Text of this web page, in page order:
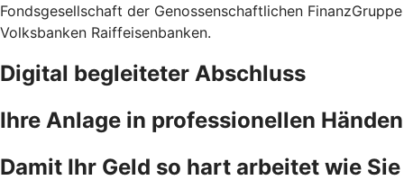
Fondsgesellschaft der Genossenschaftlichen FinanzGruppe
Volksbanken Raiffeisenbanken.
Digital begleiteter Abschluss
Ihre Anlage in professionellen Händen
Damit Ihr Geld so hart arbeitet wie Sie